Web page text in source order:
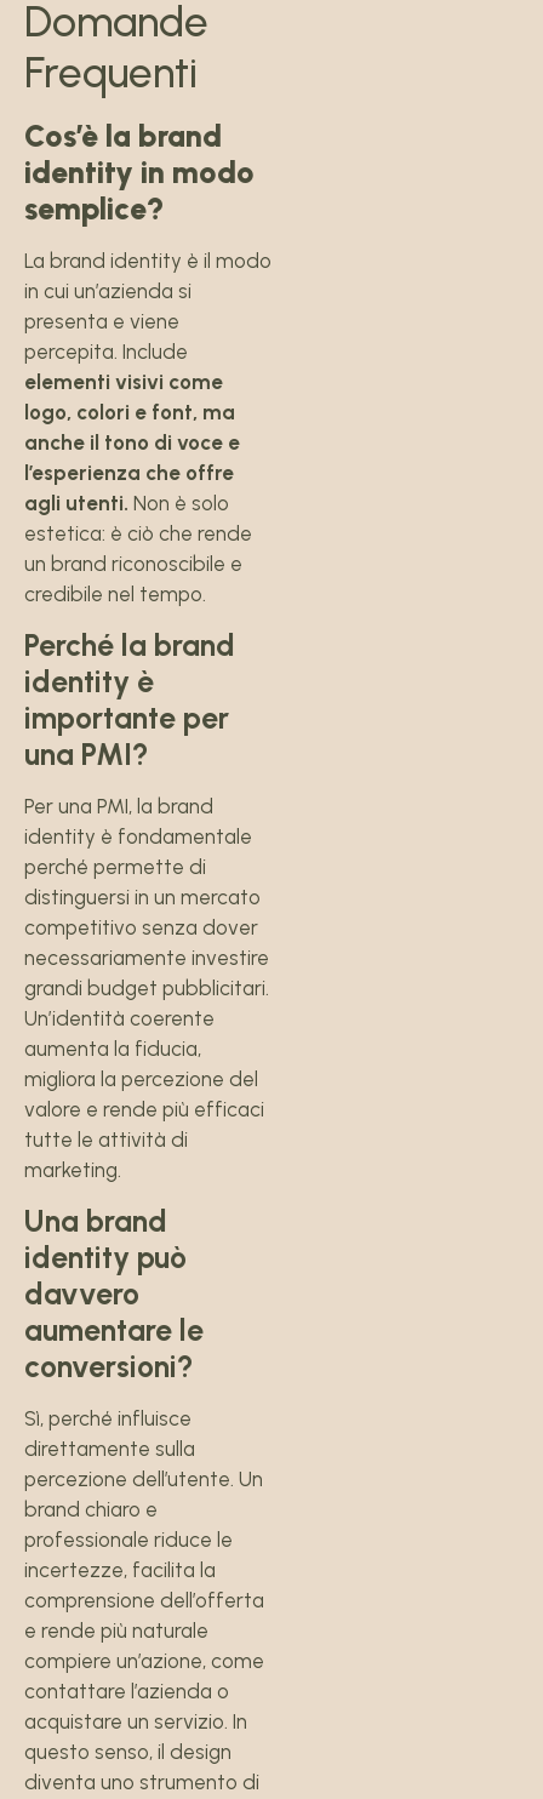
Domande
Frequenti
Cos’è la brand
identity in modo
semplice?
La brand identity è il modo
in cui un’azienda si
presenta e viene
percepita. Include
elementi visivi come
logo, colori e font, ma
anche il tono di voce e
l’esperienza che offre
agli utenti. Non è solo
estetica: è ciò che rende
un brand riconoscibile e
credibile nel tempo.
Perché la brand
identity è
importante per
una PMI?
Per una PMI, la brand
identity è fondamentale
perché permette di
distinguersi in un mercato
competitivo senza dover
necessariamente investire
grandi budget pubblicitari.
Un’identità coerente
aumenta la fiducia,
migliora la percezione del
valore e rende più efficaci
tutte le attività di
marketing.
Una brand
identity può
davvero
aumentare le
conversioni?
Sì, perché influisce
direttamente sulla
percezione dell’utente. Un
brand chiaro e
professionale riduce le
incertezze, facilita la
comprensione dell’offerta
e rende più naturale
compiere un’azione, come
contattare l’azienda o
acquistare un servizio. In
questo senso, il design
diventa uno strumento di